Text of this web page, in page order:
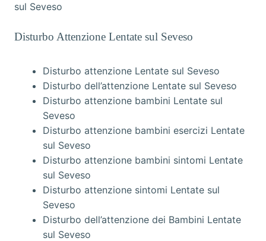
sul Seveso
Disturbo Attenzione Lentate sul Seveso
Disturbo attenzione Lentate sul Seveso
Disturbo dell’attenzione Lentate sul Seveso
Disturbo attenzione bambini Lentate sul
Seveso
Disturbo attenzione bambini esercizi Lentate
sul Seveso
Disturbo attenzione bambini sintomi Lentate
sul Seveso
Disturbo attenzione sintomi Lentate sul
Seveso
Disturbo dell’attenzione dei Bambini Lentate
sul Seveso